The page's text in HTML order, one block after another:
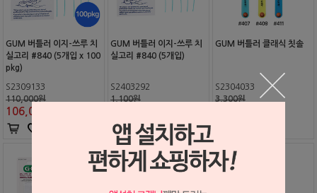
GUM 버틀러 이지-쓰루 치
실고리 #840 (5개입 x 100
pkg)
S2309133
110,000원
106,000
GUM 버틀러 이지-쓰루 치
실고리 #840 (5개입)
S2403292
1,100원
GUM 버틀러 클래식 칫솔
S2304033
3,300원